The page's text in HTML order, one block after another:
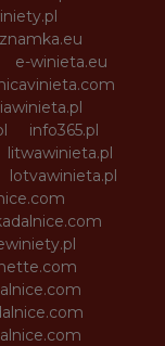
e-winieta.eu
info365.pl
litwawinieta.pl
lotvawinieta.pl